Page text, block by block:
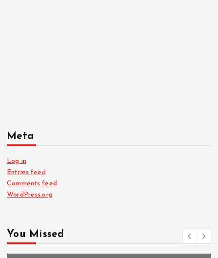
Meta
Log in
Entries feed
Comments feed
WordPress.org
You Missed